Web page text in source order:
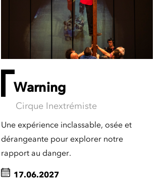
Warning
Cirque Inextrémiste
Une expérience inclassable, osée et
dérangeante pour explorer notre
rapport au danger.
17.06.2027